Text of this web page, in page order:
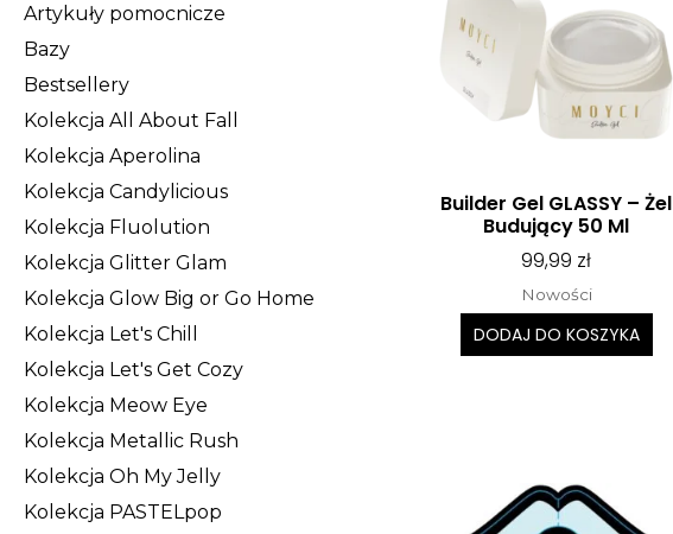
Artykuły pomocnicze
Bazy
Bestsellery
Kolekcja All About Fall
Kolekcja Aperolina
Kolekcja Candylicious
Kolekcja Fluolution
Kolekcja Glitter Glam
Kolekcja Glow Big or Go Home
Kolekcja Let's Chill
Kolekcja Let's Get Cozy
Kolekcja Meow Eye
Kolekcja Metallic Rush
Kolekcja Oh My Jelly
Kolekcja PASTELpop
Builder Gel GLASSY – Żel
Budujący 50 Ml
99,99 zł
Nowości
DODAJ DO KOSZYKA